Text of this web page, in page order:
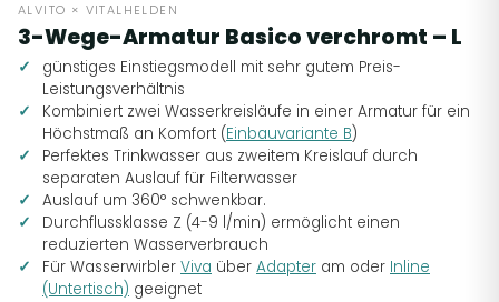
ALVITO × VITALHELDEN
3-Wege-Armatur Basico verchromt – L
günstiges Einstiegsmodell mit sehr gutem Preis-
Leistungsverhältnis
Kombiniert zwei Wasserkreisläufe in einer Armatur für ein
Höchstmaß an Komfort (Einbauvariante B)
Perfektes Trinkwasser aus zweitem Kreislauf durch
separaten Auslauf für Filterwasser
Auslauf um 360° schwenkbar.
Durchflussklasse Z (4-9 l/min) ermöglicht einen
reduzierten Wasserverbrauch
Für Wasserwirbler Viva über Adapter am oder Inline
(Untertisch) geeignet